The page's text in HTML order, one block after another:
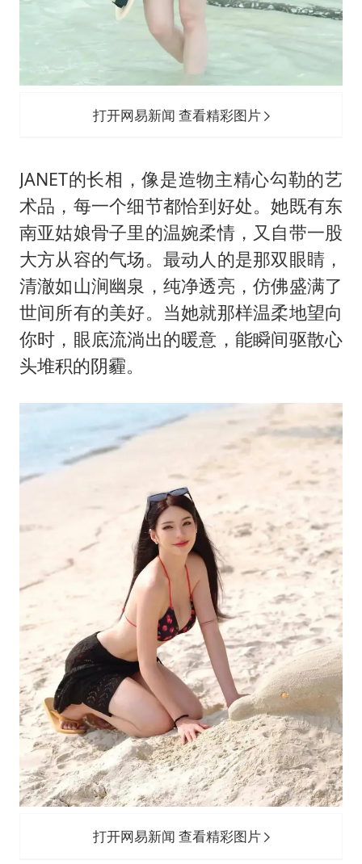
打开网易新闻 查看精彩图片
JANET的长相，像是造物主精心勾勒的艺
术品，每一个细节都恰到好处。她既有东
南亚姑娘骨子里的温婉柔情，又自带一股
大方从容的气场。最动人的是那双眼睛，
清澈如山涧幽泉，纯净透亮，仿佛盛满了
世间所有的美好。当她就那样温柔地望向
你时，眼底流淌出的暖意，能瞬间驱散心
头堆积的阴霾。
打开网易新闻 查看精彩图片